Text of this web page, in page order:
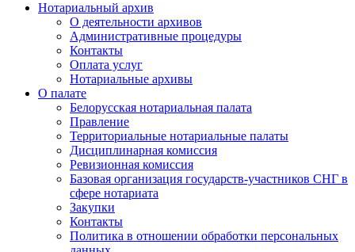
Нотариальный архив
О деятельности архивов
Административные процедуры
Контакты
Оплата услуг
Нотариальные архивы
О палате
Белорусская нотариальная палата
Правление
Территориальные нотариальные палаты
Дисциплинарная комиссия
Ревизионная комиссия
Базовая организация государств-участников СНГ в
сфере нотариата
Закупки
Контакты
Политика в отношении обработки персональных